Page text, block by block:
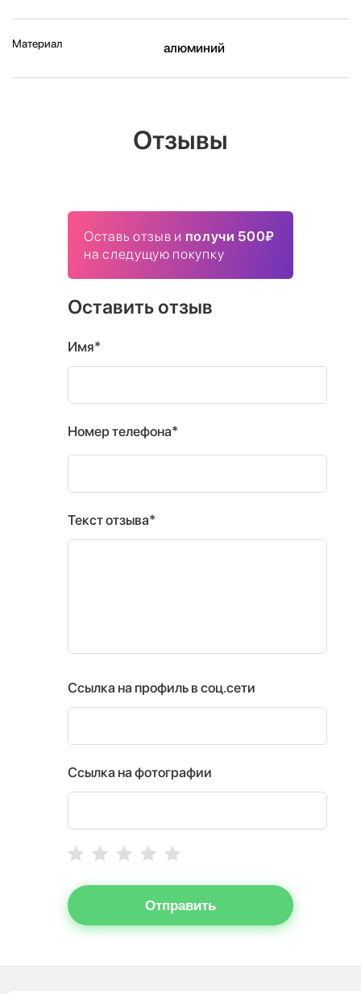
Материал алюминий
Отзывы
Оставь отзыв и получи 500₽
на следущую покупку
Оставить отзыв
Имя*
Номер телефона*
Текст отзыва*
Ссылка на профиль в соц.сети
Ссылка на фотографии
Отправить